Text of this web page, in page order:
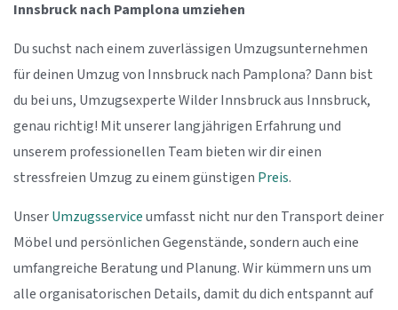
Innsbruck nach Pamplona umziehen
Du suchst nach einem zuverlässigen Umzugsunternehmen
für deinen Umzug von Innsbruck nach Pamplona? Dann bist
du bei uns, Umzugsexperte Wilder Innsbruck aus Innsbruck,
genau richtig! Mit unserer langjährigen Erfahrung und
unserem professionellen Team bieten wir dir einen
stressfreien Umzug zu einem günstigen Preis.
UnserUmzugsserviceumfasst nicht nur den Transport deiner
Möbel und persönlichen Gegenstände, sondern auch eine
umfangreiche Beratung und Planung. Wir kümmern uns um
alle organisatorischen Details, damit du dich entspannt auf